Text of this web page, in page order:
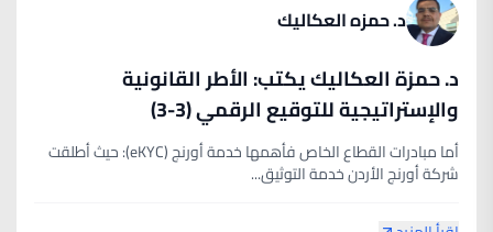
د. حمزه العكاليك
د. حمزة العكاليك يكتب: الأطر القانونية
والإستراتيجية للتوقيع الرقمي (3-3)
أما مبادرات القطاع الخاص فأهمها خدمة أورنج (eKYC): حيث أطلقت
شركة أورنج الأردن خدمة التوثيق...